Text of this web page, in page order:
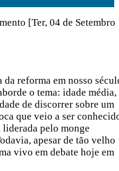
[Ter, 04 de Setembro
reforma em nosso
o tema: idade média,
de discorrer sobre um
que veio a ser
liderada pelo monge
apesar de tão velho
vivo em debate hoje em